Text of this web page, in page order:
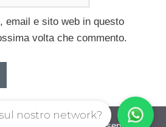
email e sito web in questo
volta che commento.
nostro network?